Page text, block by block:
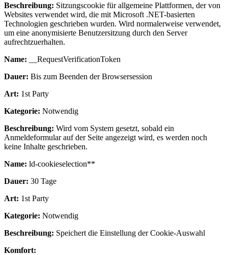
Beschreibung: Sitzungscookie für allgemeine Plattformen, der von
Websites verwendet wird, die mit Microsoft .NET-basierten
Technologien geschrieben wurden. Wird normalerweise verwendet,
um eine anonymisierte Benutzersitzung durch den Server
aufrechtzuerhalten.
Name: __RequestVerificationToken
Dauer: Bis zum Beenden der Browsersession
Art: 1st Party
Kategorie: Notwendig
Beschreibung: Wird vom System gesetzt, sobald ein
Anmeldeformular auf der Seite angezeigt wird, es werden noch
keine Inhalte geschrieben.
Name: ld-cookieselection**
Dauer: 30 Tage
Art: 1st Party
Kategorie: Notwendig
Beschreibung: Speichert die Einstellung der Cookie-Auswahl
Komfort: